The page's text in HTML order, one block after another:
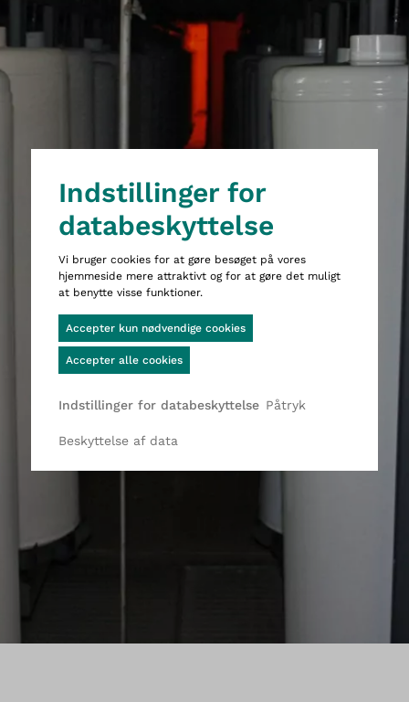
Dette er hjemmesiden Wittigsthal
Indstillinger for
databeskyttelse
Vi bruger cookies for at gøre besøget på vores
hjemmeside mere attraktivt og for at gøre det muligt
at benytte visse funktioner.
Accepter kun nødvendige cookies
Accepter alle cookies
Indstillinger for databeskyttelse Påtryk
Beskyttelse af data
Cookie-Banner